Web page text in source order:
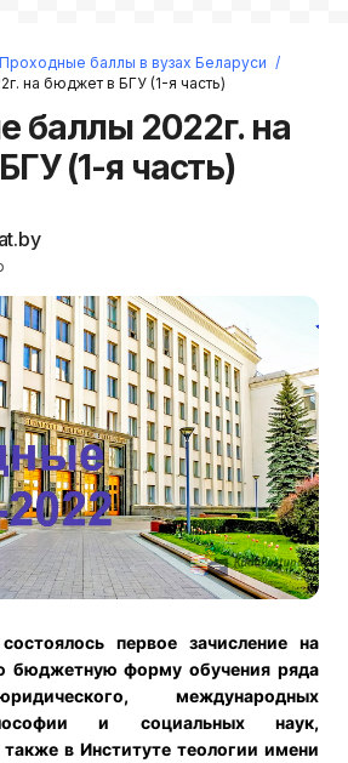
Войти
пароль
Проходные баллы в вузах Беларуси /
на бюджет в БГУ (1-я часть)
баллы 2022г. на
(1-я часть)
состоялось первое зачисление на
бюджетную форму обучения ряда
международных
и социальных наук,
в Институте теологии имени